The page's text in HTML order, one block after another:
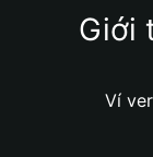
Giới
Ví